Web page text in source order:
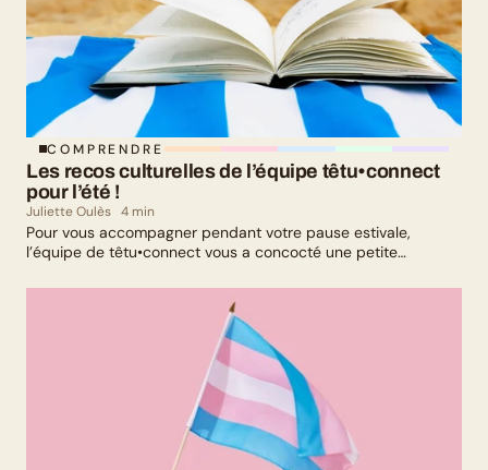
COMPRENDRE
Les recos culturelles de l’équipe têtu•connect
pour l’été !
Juliette Oulès 4 min
Pour vous accompagner pendant votre pause estivale,
l’équipe de têtu•connect vous a concocté une petite
culturelle : il y en a pour tous les goûts !